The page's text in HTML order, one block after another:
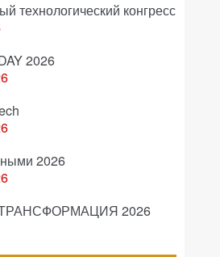
технологический конгресс
2026
2026
ТРАНСФОРМАЦИЯ 2026